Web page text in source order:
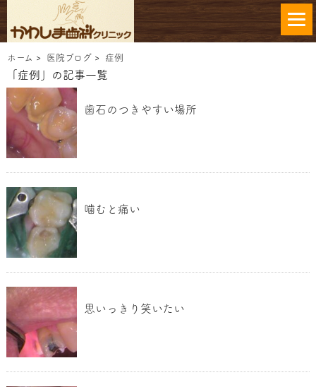
ホーム > 医院ブログ > 症例
「症例」の記事一覧
歯石のつきやすい場所
噛むと痛い
思いっきり笑いたい